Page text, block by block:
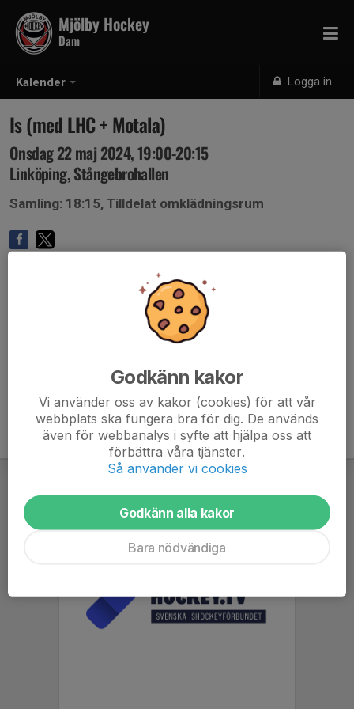
Kalender Logga in
Mjölby Hockey
Dam
Is (med LHC + Motala)
Onsdag 22 maj 2024, 19:00-20:15
Linköping, Stångebrohallen
Samling: 18:15, Tilldelat omklädningsrum
Godkänn kakor
Vi använder oss av kakor (cookies) för att vår
webbplats ska fungera bra för dig. De används
även för webbanalys i syfte att hjälpa oss att
förbättra våra tjänster.
Så använder vi cookies
Godkänn alla kakor
Bara nödvändiga